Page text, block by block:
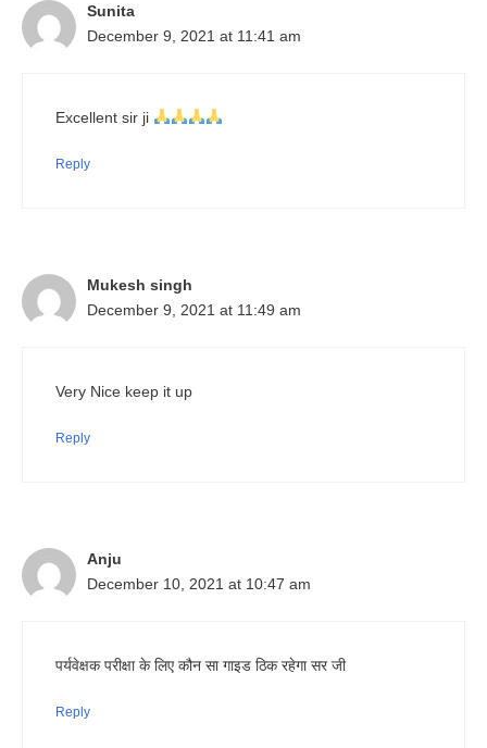
Sunita
December 9, 2021 at 11:41 am
Excellent sir ji
Reply
Mukesh singh
December 9, 2021 at 11:49 am
Very Nice keep it up
Reply
Anju
December 10, 2021 at 10:47 am
पर्यवेक्षक परीक्षा के लिए कौन सा गाइड ठिक रहेगा सर जी
Reply